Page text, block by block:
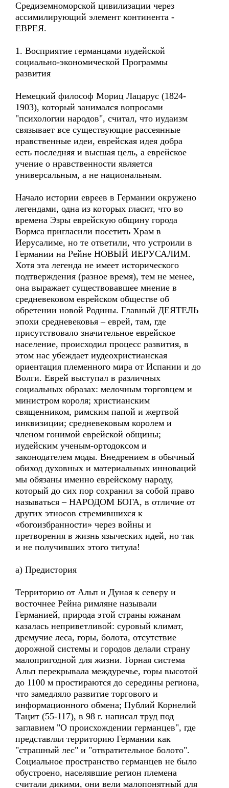
Средиземноморской цивилизации через
ассимилирующий элемент континента -
ЕВРЕЯ.
1. Восприятие германцами иудейской
социально-экономической Программы
развития
Немецкий философ Мориц Лацарус (1824-
1903), который занимался вопросами
"психологии народов", считал, что иудаизм
связывает все существующие рассеянные
нравственные идеи, еврейская идея добра
есть последняя и высшая цель, а еврейское
учение о нравственности является
универсальным, а не национальным.
Начало истории евреев в Германии окружено
легендами, одна из которых гласит, что во
времена Эзры еврейскую общину города
Вормса пригласили посетить Храм в
Иерусалиме, но те ответили, что устроили в
Германии на Рейне НОВЫЙ ИЕРУСАЛИМ.
Хотя эта легенда не имеет исторического
подтверждения (разное время), тем не менее,
она выражает существовавшее мнение в
средневековом еврейском обществе об
обретении новой Родины. Главный ДЕЯТЕЛЬ
эпохи средневековья – еврей, там, где
присутствовало значительное еврейское
население, происходил процесс развития, в
этом нас убеждает иудеохристианская
ориентация племенного мира от Испании и до
Волги. Еврей выступал в различных
социальных образах: мелочным торговцем и
министром короля; христианским
священником, римским папой и жертвой
инквизиции; средневековым королем и
членом гонимой еврейской общины;
иудейским ученым-ортодоксом и
законодателем моды. Внедрением в обычный
обиход духовных и материальных инноваций
мы обязаны именно еврейскому народу,
который до сих пор сохранил за собой право
называться – НАРОДОМ БОГА, в отличие от
других этносов стремившихся к
«богоизбранности» через войны и
претворения в жизнь языческих идей, но так
и не получивших этого титула!
а) Предистория
Территорию от Альп и Дуная к северу и
восточнее Рейна римляне называли
Германией, природа этой страны южанам
казалась неприветливой: суровый климат,
дремучие леса, горы, болота, отсутствие
дорожной системы и городов делали страну
малопригодной для жизни. Горная система
Альп перекрывала междуречье, горы высотой
до 1100 м простираются до середины региона,
что замедляло развитие торгового и
информационного обмена; Публий Корнелий
Тацит (55-117), в 98 г. написал труд под
заглавием "О происхождении германцев", где
представлял территорию Германии как
"страшный лес" и "отвратительное болото".
Социальное пространство германцев не было
обустроено, населявшие регион племена
считали дикими, они вели малопонятный для